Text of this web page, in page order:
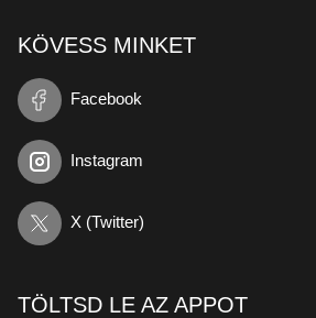
KÖVESS MINKET
Facebook
Instagram
X (Twitter)
TÖLTSD LE AZ APPOT